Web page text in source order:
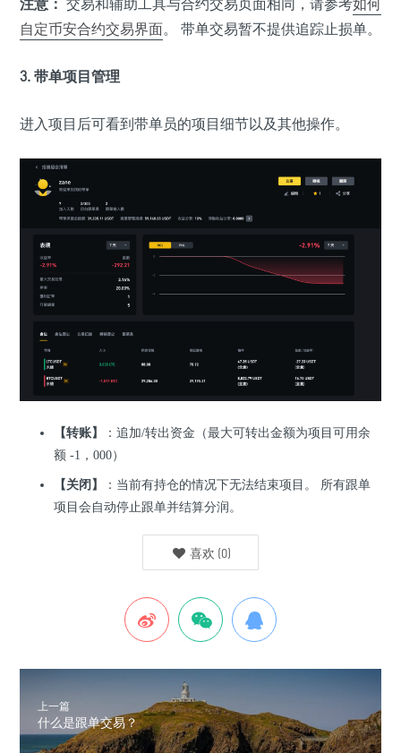
自定币安合约交易界面。 带单交易暂不提供追踪止损单。
3. 带单项目管理
进入项目后可看到带单员的项目细节以及其他操作。
【转账】
：追加/转出资金（最大可转出金额为项目可用余
额 -1，000）
【关闭】
：当前有持仓的情况下无法结束项目。 所有跟单
项目会自动停止跟单并结算分润。
喜欢 (0)
上一篇
什么是跟单交易？